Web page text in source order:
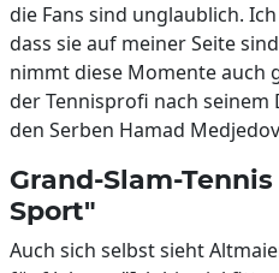
die Fans sind unglaublich.
dass sie auf meiner Seite
nimmt diese Momente auch
der Tennisprofi nach
den Serben Hamad
Grand-Slam-
Sport"
Auch sich selbst sieht